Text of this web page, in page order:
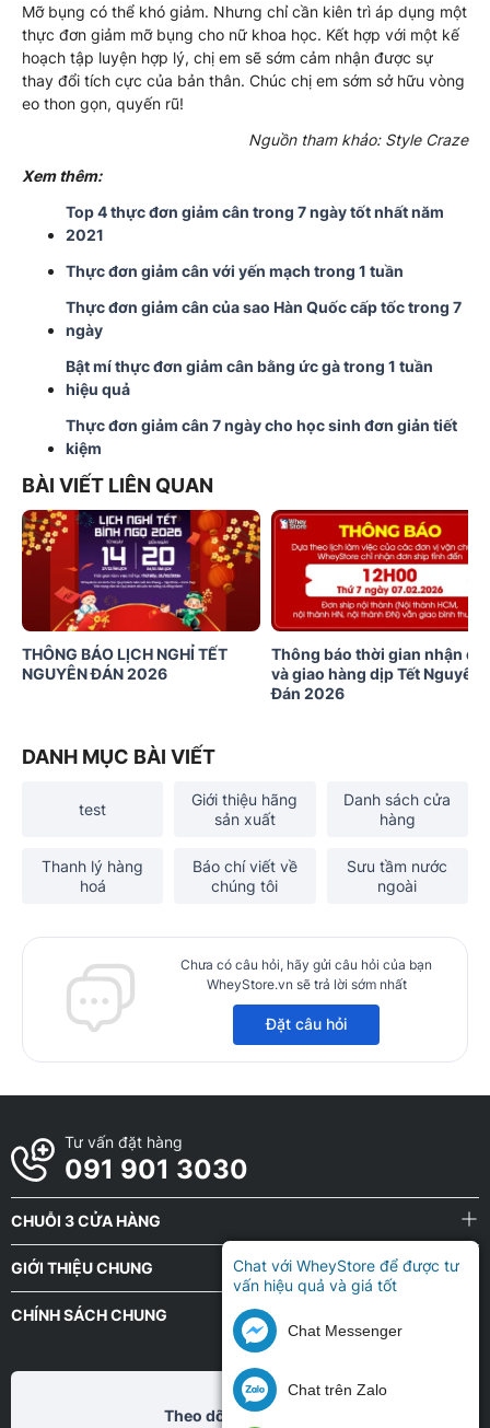
Mỡ bụng có thể khó giảm. Nhưng chỉ cần kiên trì áp dụng một
thực đơn giảm mỡ bụng cho nữ khoa học. Kết hợp với một kế
hoạch tập luyện hợp lý, chị em sẽ sớm cảm nhận được sự
thay đổi tích cực của bản thân. Chúc chị em sớm sở hữu vòng
eo thon gọn, quyến rũ!
Nguồn tham khảo: Style Craze
Xem thêm:
Top 4 thực đơn giảm cân trong 7 ngày tốt nhất năm
2021
Thực đơn giảm cân với yến mạch trong 1 tuần
Thực đơn giảm cân của sao Hàn Quốc cấp tốc trong 7
ngày
Bật mí thực đơn giảm cân bằng ức gà trong 1 tuần
hiệu quả
Thực đơn giảm cân 7 ngày cho học sinh đơn giản tiết
kiệm
BÀI VIẾT LIÊN QUAN
THÔNG BÁO LỊCH NGHỈ TẾT
NGUYÊN ĐÁN 2026
Thông báo thời gian nhận
và giao hàng dịp Tết Nguyên
Đán 2026
DANH MỤC BÀI VIẾT
test
Giới thiệu hãng
sản xuất
Danh sách cửa
hàng
Thanh lý hàng
hoá
Báo chí viết về
chúng tôi
Sưu tầm nước
ngoài
Chưa có câu hỏi, hãy gửi câu hỏi của bạn
WheyStore.vn sẽ trả lời sớm nhất
Đặt câu hỏi
Tư vấn đặt hàng
091 901 3030
CHUỖI 3 CỬA HÀNG
GIỚI THIỆU CHUNG
CHÍNH SÁCH CHUNG
Theo dõi chũng tôi tại
Chat với WheyStore để được tư
vấn hiệu quả và giá tốt
Chat Messenger
Chat trên Zalo